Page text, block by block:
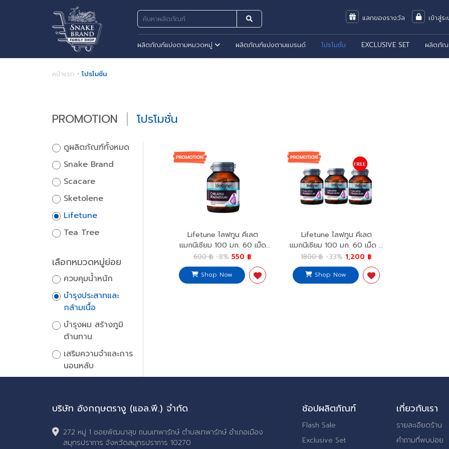
แลกของรางวัล เข้าสู่ร
ผลิตภัณฑ์แบ่งตามหมวดหมู่ ผลิตภัณฑ์แบ่งตามแบรนด์ โปรโมชั่น EXCLUSIVE SET ผลิตภัณ
หน้าแรก - โปรโมชั่น
PROMOTION โปรโมชั่น
ดูผลิตภัณฑ์ทั้งหมด
Snake Brand
Scacare
Sketolene
Lifetune
Tea Tree
เลือกหมวดหมู่ย่อย
ควบคุมน้ำหนัก
บำรุงประสาทและ
กล้ามเนื้อ
บำรุงผม สร้างภูมิ
ต้านทาน
เสริมความจำและการ
นอนหลับ
Lifetune ไลฟทูน คีเลต
แมกนีเซียม 100 มก. 60 เม็ด
Chelated Magnesium 100mg.
600 ฿ -8% 550 ฿
Shop Now
Lifetune ไลฟทูน คีเลต
แมกนีเซียม 100 มก. 60 เม็ด x
2 ฟรี 1 Chelated Magnesium
100mg. x2 Free 1
1800 ฿ -33% 1,200 ฿
Shop Now
บริษัท อังกฤษตรางู (แอล.พี.) จำกัด
272 หมู่ 1 ซอยพัฒนาสุข ถนนเทพารักษ์ ตำบลเทพารักษ์ อำเภอเมือง
สมุทรปราการ จังหวัดสมุทรปราการ 10270
ช้อปผลิตภัณฑ์
Flash Sale
Exclusive Set
เกี่ยวกับเรา
รายละเอียดร้าน
คำถามที่พบบ่อย